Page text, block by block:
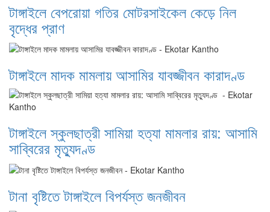
টাঙ্গাইলে বেপরোয়া গতির মোটরসাইকেল কেড়ে নিল
বৃদ্ধের প্রাণ
টাঙ্গাইলে মাদক মামলায় আসামির যাবজ্জীবন কারাদণ্ড
টাঙ্গাইলে স্কুলছাত্রী সামিয়া হত্যা মামলার রায়: আসামি
সাব্বিরের মৃত্যুদণ্ড
টানা বৃষ্টিতে টাঙ্গাইলে বিপর্যস্ত জনজীবন